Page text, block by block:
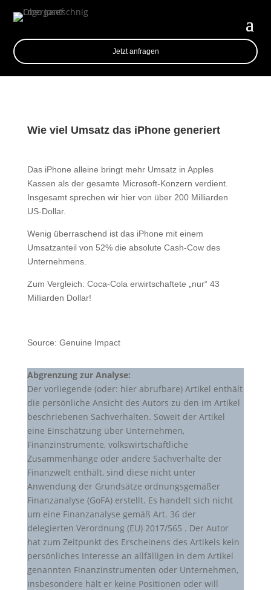
Jetzt anfragen
Wie viel Umsatz das iPhone generiert
Das iPhone alleine bringt mehr Umsatz in Apples
Kassen als der gesamte Microsoft-Konzern verdient.
Insgesamt sprechen wir hier von über 200 Milliarden
US-Dollar.
Wenig überraschend ist das iPhone mit einem
Umsatzanteil von 52% die absolute Cash-Cow des
Unternehmens.
Zum Vergleich: Coca-Cola erwirtschaftete „nur“ 43
Milliarden Dollar!
Source: Genuine Impact
Abgrenzung zur Analyse:
Der vorliegende (oder: hier abrufbare) Artikel enthält
die persönliche Ansicht des Autors zu den im Artikel
beschriebenen Sachverhalten. Soweit der Artikel
eine Einschätzung über Unternehmen,
Finanzinstrumente, volkswirtschaftliche
Zusammenhänge oder andere Sachverhalte der
Finanzwelt enthält, sind diese nicht unter
Anwendung der Grundsätze ordnungsgemäßer
Finanzanalyse (GoFA) erstellt. Es handelt sich nicht
um eine Finanzanalyse gemäß Art. 36 der
delegierten Verordnung (EU) 2017/565 . Der Autor
hat zum Zeitpunkt des Erscheinens des Artikels kein
persönliches Interesse an allfälligen in dem Artikel
genannten Finanzinstrumenten oder Unternehmen,
insbesondere hält er keine Positionen oder will